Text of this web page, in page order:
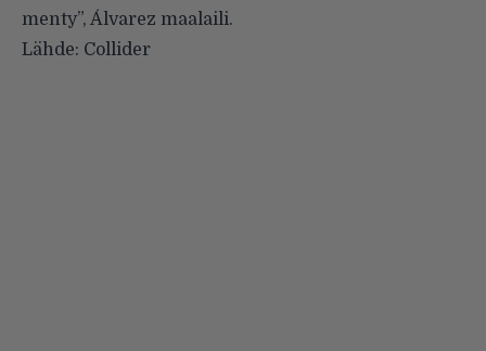
menty”, Álvarez maalaili.
Lähde: Collider